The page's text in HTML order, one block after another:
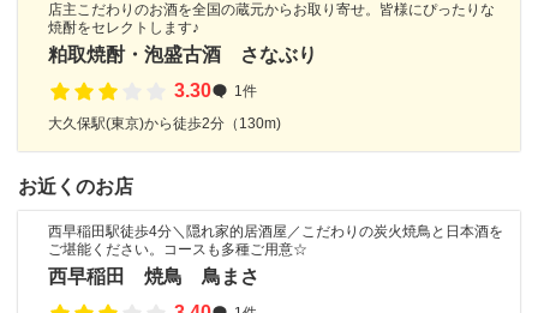
店主こだわりのお酒を全国の蔵元からお取り寄せ。皆様にぴったりな
焼酎をセレクトします♪
粕取焼酎・泡盛古酒 さなぶり
3.30
1件
大久保駅(東京)から徒歩2分（130m)
お近くのお店
西早稲田駅徒歩4分＼隠れ家的居酒屋／こだわりの炭火焼鳥と日本酒を
ご堪能ください。コースも多種ご用意☆
西早稲田 焼鳥 鳥まさ